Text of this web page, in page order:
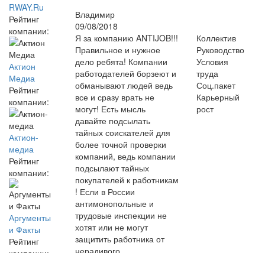
RWAY.Ru
Рейтинг
компании:
Актион
Медиа
Рейтинг
компании:
Актион-
медиа
Рейтинг
компании:
Аргументы
и Факты
Рейтинг
Владимир
09/08/2018
Я за компанию ANTIJOB!!!
Правильное и нужное
дело ребята! Компании
работодателей борзеют и
обманывают людей ведь
все и сразу врать не
могут! Есть мысль
давайте подсылать
тайных соискателей для
более точной проверки
компаний, ведь компании
подсылают тайных
покупателей к работникам
! Если в России
антимонопольные и
трудовые инспекции не
хотят или не могут
защитить работника от
нерадивого
Коллектив
Руководство
Условия
труда
Соц.пакет
Карьерный
рост